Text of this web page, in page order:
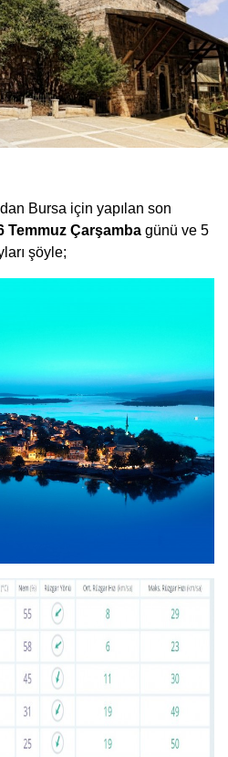
Bursa için yapılan son
Temmuz Çarşamba günü ve 5
şöyle;